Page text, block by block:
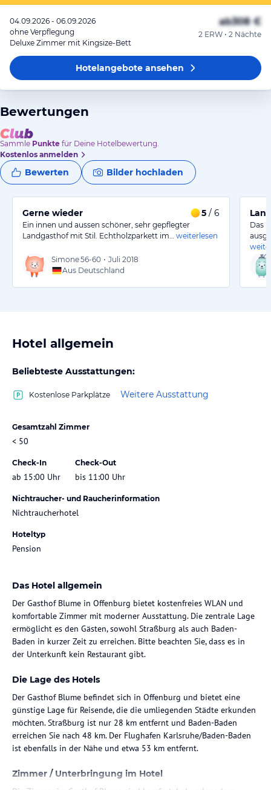
04.09.2026 - 06.09.2026
ohne Verpflegung
Deluxe Zimmer mit Kingsize-Bett
ab308 €
2 ERW • 2 Nächte
Hotelangeboteansehen
Bewertungen
Sammle Punkte für Deine Hotelbewertung.
Kostenlos anmelden
Bewerten Bilder hochladen
Gerne wieder 5 / 6
Ein innen und aussen schöner, sehr gepflegter
Landgasthof mit Stil. Echtholzparkett im…
weiterlesen
Simone56-60 • Juli 2018
Aus Deutschland
Das
Hotel allgemein
Beliebteste Ausstattungen:
Kostenlose Parkplätze Weitere Ausstattung
Gesamtzahl Zimmer
< 50
Check-In
ab 15:00 Uhr
Check-Out
bis 11:00 Uhr
Nichtraucher- und Raucherinformation
Nichtraucherhotel
Hoteltyp
Pension
Das Hotel allgemein
Der Gasthof Blume in Offenburg bietet kostenfreies WLAN und
komfortable Zimmer mit moderner Ausstattung. Die zentrale Lage
ermöglicht es den Gästen, sowohl Straßburg als auch Baden-
Baden in kurzer Zeit zu erreichen. Bitte beachten Sie, dass es in
der Unterkunft kein Restaurant gibt.
Die Lage des Hotels
Der Gasthof Blume befindet sich in Offenburg und bietet eine
günstige Lage für Reisende, die die umliegenden Städte erkunden
möchten. Straßburg ist nur 28 km entfernt und Baden-Baden
erreichen Sie nach 48 km. Der Flughafen Karlsruhe/Baden-Baden
ist ebenfalls in der Nähe und etwa 53 km entfernt.
Zimmer / Unterbringung im Hotel